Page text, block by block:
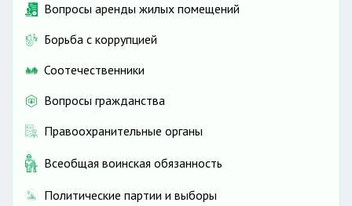
Вопросы аренды жилых помещений
Борьба с коррупцией
Соотечественники
Вопросы гражданства
Правоохранительные органы
Всеобщая воинская обязанность
Политические партии и выборы